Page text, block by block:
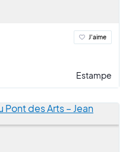
J'aime
Estampe